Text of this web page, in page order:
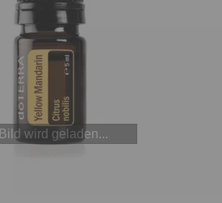
Bild wird geladen...